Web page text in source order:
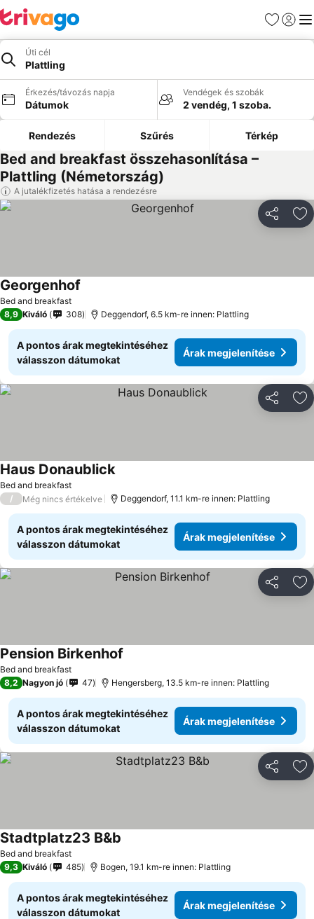
Kedvencek
Úti cél
Plattling
Érkezés/távozás napja
Dátumok
Vendégek és szobák
2 vendég, 1 szoba.
Rendezés Szűrés Térkép
Bed and breakfast összehasonlítása –
Plattling (Németország)
A jutalékfizetés hatása a rendezésre
Bed and breakfast
Georgenhof
8,9 Kiváló 308 Deggendorf, 6.5 km-re innen: Plattling
A pontos árak megtekintéséhez
válasszon dátumokat
Árak megjelenítése
Bed and breakfast
Haus Donaublick
/ Még nincs értékelve Deggendorf, 11.1 km-re innen: Plattling
A pontos árak megtekintéséhez
válasszon dátumokat
Árak megjelenítése
Bed and breakfast
Pension Birkenhof
8,2 Nagyon jó 47 Hengersberg, 13.5 km-re innen: Plattling
A pontos árak megtekintéséhez
válasszon dátumokat
Árak megjelenítése
Bed and breakfast
Stadtplatz23 B&b
9,3 Kiváló 485 Bogen, 19.1 km-re innen: Plattling
A pontos árak megtekintéséhez
válasszon dátumokat
Árak megjelenítése